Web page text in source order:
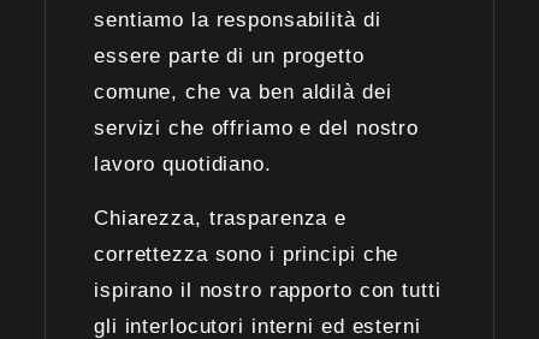
sentiamo la responsabilità di
essere parte di un progetto
comune, che va ben aldilà dei
servizi che offriamo e del nostro
lavoro quotidiano.
Chiarezza, trasparenza e
correttezza sono i principi che
ispirano il nostro rapporto con tutti
gli interlocutori interni ed esterni